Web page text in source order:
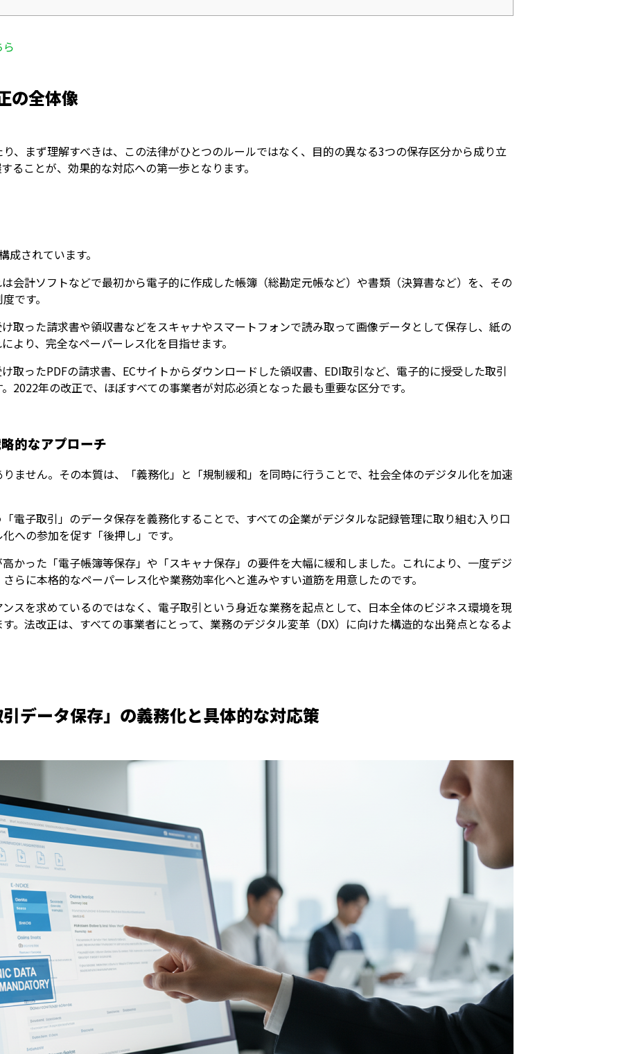
の全体像
、まず理解すべきは、この法律がひとつのルールではなく、目的の異なる3つの保存区分から成り立
ることが、効果的な対応への第一歩となります。
されています。
会計ソフトなどで最初から電子的に作成した帳簿（総勘定元帳など）や書類（決算書など）を、その
です。
取った請求書や領収書などをスキャナやスマートフォンで読み取って画像データとして保存し、紙の
より、完全なペーパーレス化を目指せます。
取ったPDFの請求書、ECサイトからダウンロードした領収書、EDI取引など、電子的に授受した取引
2022年の改正で、ほぼすべての事業者が対応必須となった最も重要な区分です。
的なアプローチ
ません。その本質は、「義務化」と「規制緩和」を同時に行うことで、社会全体のデジタル化を加速
電子取引」のデータ保存を義務化することで、すべての企業がデジタルな記録管理に取り組む入り口
への参加を促す「後押し」です。
かった「電子帳簿等保存」や「スキャナ保存」の要件を大幅に緩和しました。これにより、一度デジ
らに本格的なペーパーレス化や業務効率化へと進みやすい道筋を用意したのです。
スを求めているのではなく、電子取引という身近な業務を起点として、日本全体のビジネス環境を現
。法改正は、すべての事業者にとって、業務のデジタル変革（DX）に向けた構造的な出発点となるよ
引データ保存」の義務化と具体的な対応策